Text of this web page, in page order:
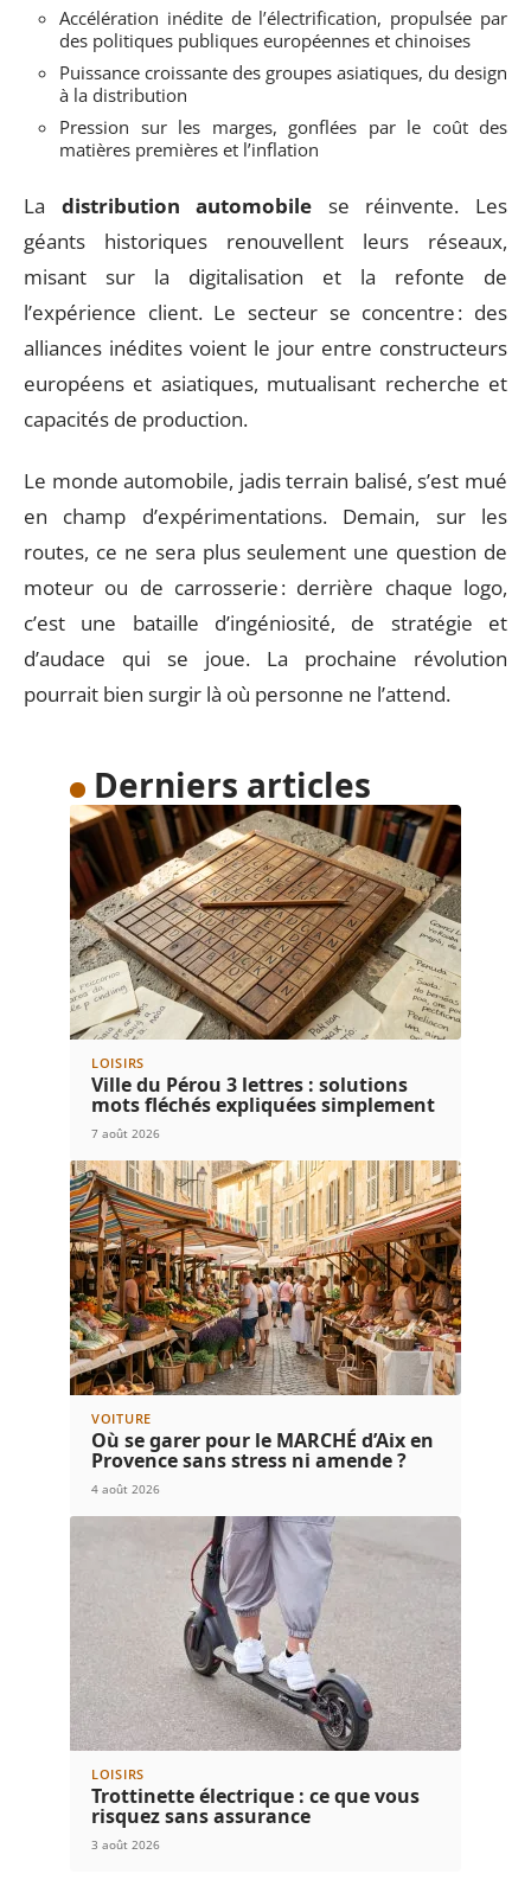
Accélération inédite de l’électrification, propulsée par
des politiques publiques européennes et chinoises
Puissance croissante des groupes asiatiques, du design
à la distribution
Pression sur les marges, gonflées par le coût des
matières premières et l’inflation
La distribution automobile se réinvente. Les
géants historiques renouvellent leurs réseaux,
misant sur la digitalisation et la refonte de
l’expérience client. Le secteur se concentre : des
alliances inédites voient le jour entre constructeurs
européens et asiatiques, mutualisant recherche et
capacités de production.
Le monde automobile, jadis terrain balisé, s’est mué
en champ d’expérimentations. Demain, sur les
routes, ce ne sera plus seulement une question de
moteur ou de carrosserie : derrière chaque logo,
c’est une bataille d’ingéniosité, de stratégie et
d’audace qui se joue. La prochaine révolution
pourrait bien surgir là où personne ne l’attend.
Derniers articles
LOISIRS
Ville du Pérou 3 lettres : solutions
mots fléchés expliquées simplement
7 août 2026
VOITURE
Où se garer pour le MARCHÉ d’Aix en
Provence sans stress ni amende ?
4 août 2026
LOISIRS
Trottinette électrique : ce que vous
risquez sans assurance
3 août 2026